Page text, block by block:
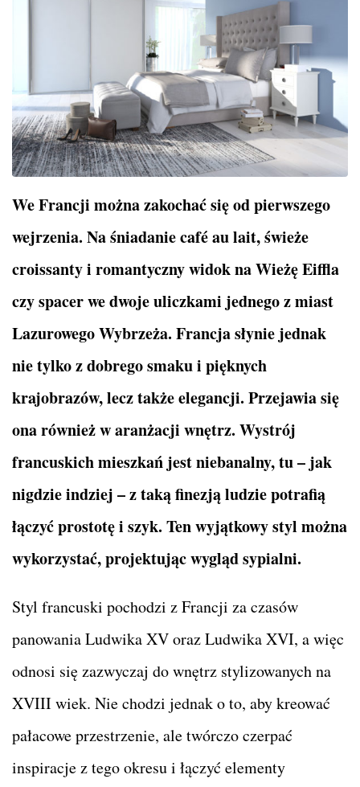
We Francji można zakochać się od pierwszego
wejrzenia. Na śniadanie café au lait, świeże
croissanty i romantyczny widok na Wieżę Eiffla
czy spacer we dwoje uliczkami jednego z miast
Lazurowego Wybrzeża. Francja słynie jednak
nie tylko z dobrego smaku i pięknych
krajobrazów, lecz także elegancji. Przejawia się
ona również w aranżacji wnętrz. Wystrój
francuskich mieszkań jest niebanalny, tu – jak
nigdzie indziej – z taką finezją ludzie potrafią
łączyć prostotę i szyk. Ten wyjątkowy styl można
wykorzystać, projektując wygląd sypialni.
Styl francuski pochodzi z Francji za czasów
panowania Ludwika XV oraz Ludwika XVI, a więc
odnosi się zazwyczaj do wnętrz stylizowanych na
XVIII wiek. Nie chodzi jednak o to, aby kreować
pałacowe przestrzenie, ale twórczo czerpać
inspiracje z tego okresu i łączyć elementy